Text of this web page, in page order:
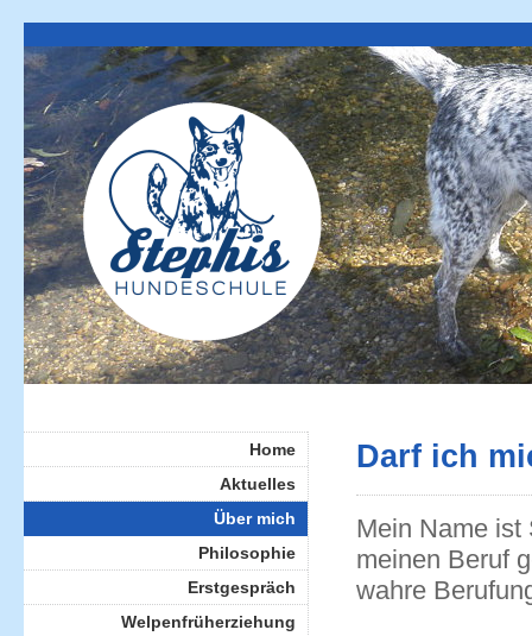
Darf ich
Mein Name ist
meinen Beruf
wahre
Home
Aktuelles
Über mich
Philosophie
Erstgespräch
Welpenfrüherziehung